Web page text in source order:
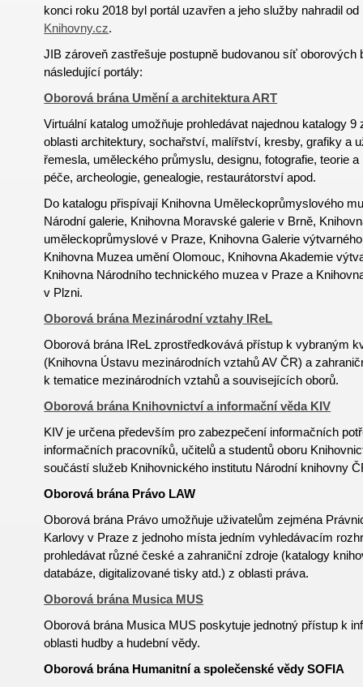
konci roku 2018 byl portál uzavřen a jeho služby nahradil
Knihovny.cz.
JIB zároveň zastřešuje postupně budovanou síť oborových
následující portály:
Oborová brána Umění a architektura ART
Virtuální katalog umožňuje prohledávat najednou katalogy
oblasti architektury, sochařství, malířství, kresby, grafiky a
řemesla, uměleckého průmyslu, designu, fotografie, teorie
péče, archeologie, genealogie, restaurátorství apod.
Do katalogu přispívají Knihovna Uměleckoprůmyslového
Národní galerie, Knihovna Moravské galerie v Brně,
uměleckoprůmyslové v Praze, Knihovna Galerie
Knihovna Muzea umění Olomouc, Knihovna Akademie
Knihovna Národního technického muzea v Praze a
v Plzni.
Oborová brána Mezinárodní vztahy IReL
Oborová brána IReL zprostředkovává přístup k vybraným
(Knihovna Ústavu mezinárodních vztahů AV ČR) a
k tematice mezinárodních vztahů a souvisejících oborů.
Oborová brána Knihovnictví a informační věda KIV
KIV je určena především pro zabezpečení informačních
informačních pracovníků, učitelů a studentů oboru
součástí služeb Knihovnického institutu Národní knihovny
Oborová brána Právo LAW
Oborová brána Právo umožňuje uživatelům zejména
Karlovy v Praze z jednoho místa jedním vyhledávacím
prohledávat různé české a zahraniční zdroje (katalogy
databáze, digitalizované tisky atd.) z oblasti práva.
Oborová brána Musica MUS
Oborová brána Musica MUS poskytuje jednotný přístup k
oblasti hudby a hudební vědy.
Oborová brána Humanitní a společenské vědy SOFIA